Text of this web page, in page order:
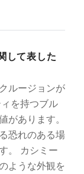
して表した
ルージョンが
を持つブル
があります。
恐れのある場
。 カシミー
ような外観を